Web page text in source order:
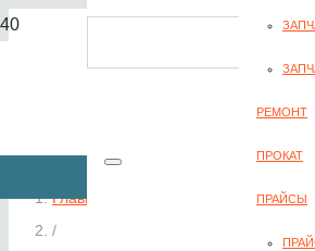
РЕМОНТ
ПРОКАТ
ПРАЙСЫ
Главная
/